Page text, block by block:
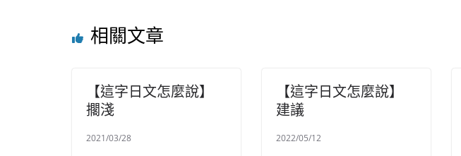
相關文章
【這字日文怎麼說】
擱淺
2021/03/28
【這字日文怎麼說】
建議
2022/05/12